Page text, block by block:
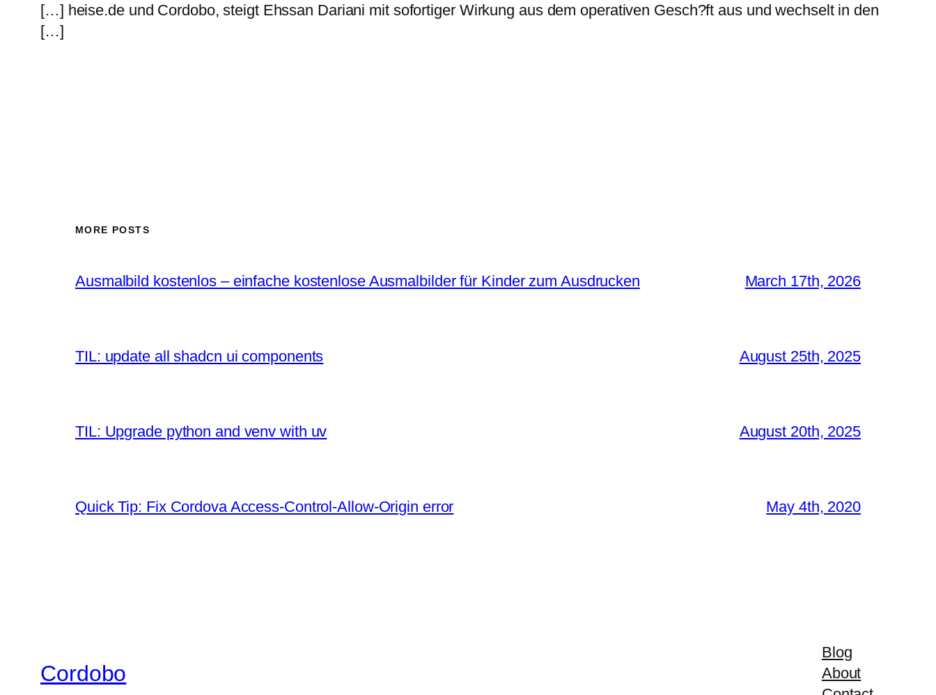
[…] heise.de und Cordobo, steigt Ehssan Dariani mit sofortiger Wirkung aus dem operativen Gesch?ft aus und wechselt in den
[…]
MORE POSTS
Ausmalbild kostenlos – einfache kostenlose Ausmalbilder für Kinder zum Ausdrucken March 17th, 2026
TIL: update all shadcn ui components August 25th, 2025
TIL: Upgrade python and venv with uv August 20th, 2025
Quick Tip: Fix Cordova Access-Control-Allow-Origin error May 4th, 2020
Cordobo
Blog
About